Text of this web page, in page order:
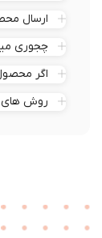
ارسال
چجوری
اگر محصول
روش های